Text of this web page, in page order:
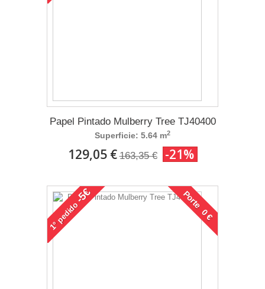
Papel Pintado Mulberry Tree TJ40400
Superficie: 5.64 m2
129,05 € 163,35 € -21%
1°
pedido
-5€ Porte 0 €